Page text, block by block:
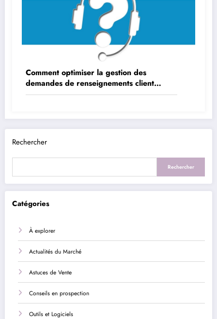
Comment optimiser la gestion des
demandes de renseignements client
internes
Rechercher
Rechercher
Catégories
À explorer
Actualités du Marché
Astuces de Vente
Conseils en prospection
Outils et Logiciels